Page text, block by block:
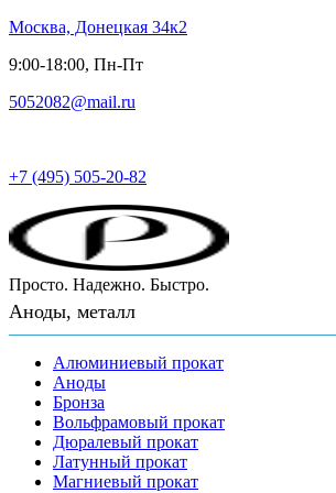
Москва, Донецкая 34к2
9:00-18:00, Пн-Пт
5052082@mail.ru
+7 (495) 505-20-82
Просто. Надежно. Быстро.
Аноды, металл
Алюминиевый прокат
Аноды
Бронза
Вольфрамовый прокат
Дюралевый прокат
Латунный прокат
Магниевый прокат